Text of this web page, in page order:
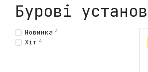
Бурові
Новинка 4
Хіт 4